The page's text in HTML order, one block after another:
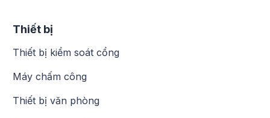
Thiết bị
Thiết bị kiểm soát cổng
Máy chấm công
Thiết bị văn phòng